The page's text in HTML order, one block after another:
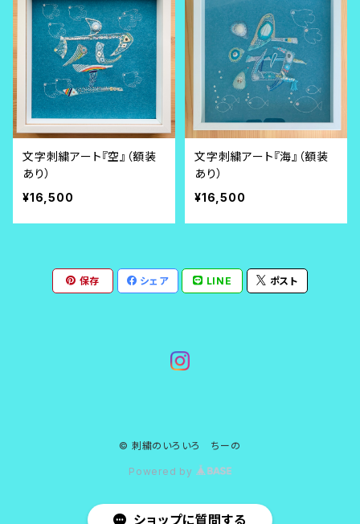
文字刺繍アート『空』（額装
あり）
¥16,500
文字刺繍アート『海』（額装
あり）
¥16,500
保存 シェア LINE ポスト
© 刺繍のいろいろ ちーの
Powered by
ショップに質問する